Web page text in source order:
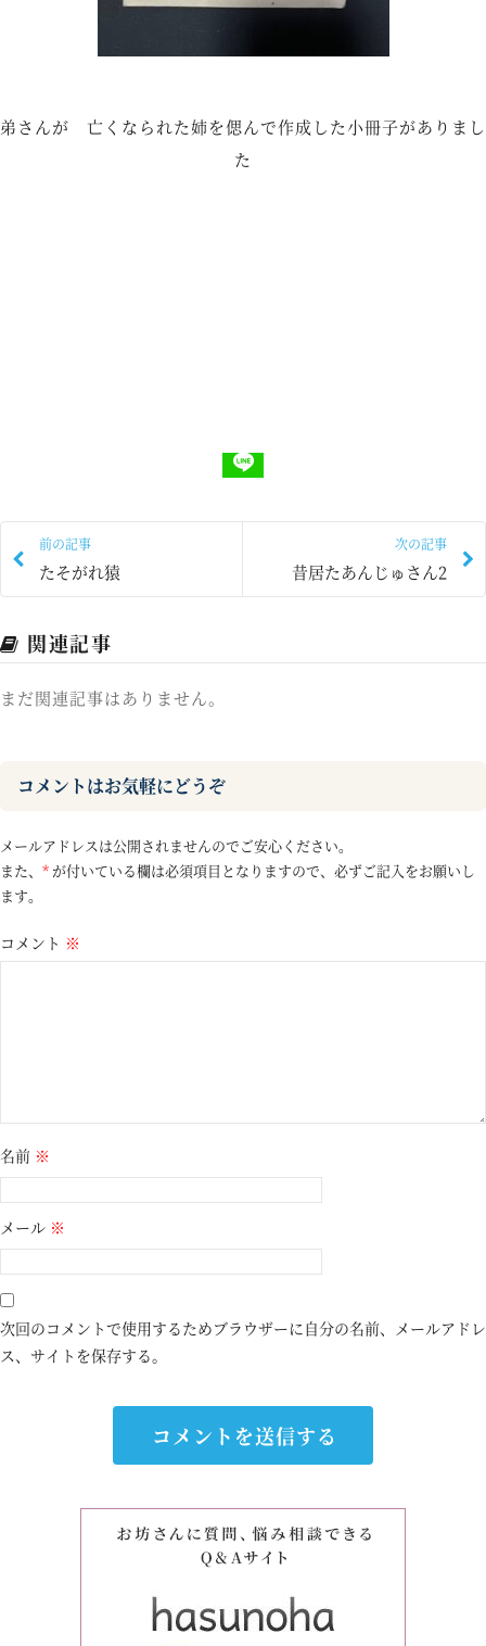
弟さんが 亡くなられた姉を偲んで作成した小冊子がありまし
た
前の記事
たそがれ猿
次の記事
昔居たあんじゅさん2
関連記事
まだ関連記事はありません。
コメントはお気軽にどうぞ
メールアドレスは公開されませんのでご安心ください。
また、 * が付いている欄は必須項目となりますので、必ずご記入をお願いし
ます。
コメント ※
名前 ※
メール ※
次回のコメントで使用するためブラウザーに自分の名前、メールアドレ
ス、サイトを保存する。